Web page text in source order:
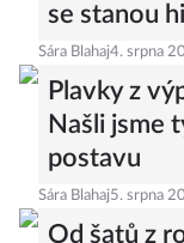
se stanou
Sára Blahaj4. srpna
Plavky z
Našli jsme
postavu
Sára Blahaj5. srpna
Od šatů z